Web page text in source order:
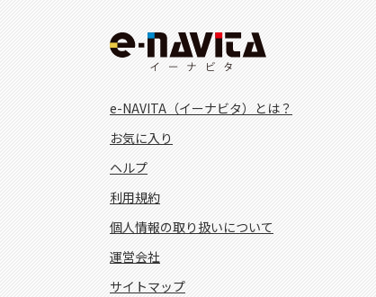
e-NAVITA（イーナビタ）とは？
お気に入り
ヘルプ
利用規約
個人情報の取り扱いについて
運営会社
サイトマップ